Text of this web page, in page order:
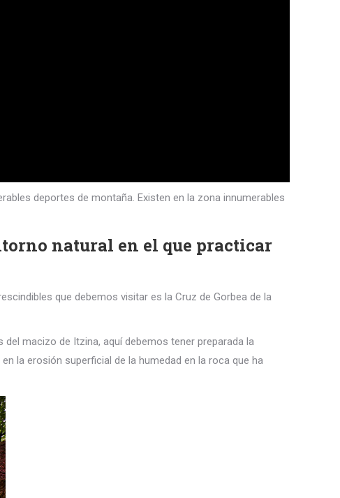
deportes de montaña. Existen en la zona innumerables
natural en el que practicar
que debemos visitar es la Cruz de Gorbea de la
macizo de Itzina, aquí debemos tener preparada la
la erosión superficial de la humedad en la roca que ha